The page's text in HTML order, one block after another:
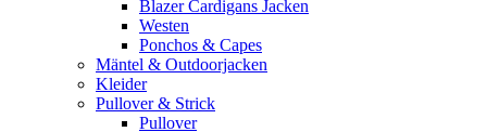
Blazer Cardigans Jacken
Westen
Ponchos & Capes
Mäntel & Outdoorjacken
Kleider
Pullover & Strick
Pullover